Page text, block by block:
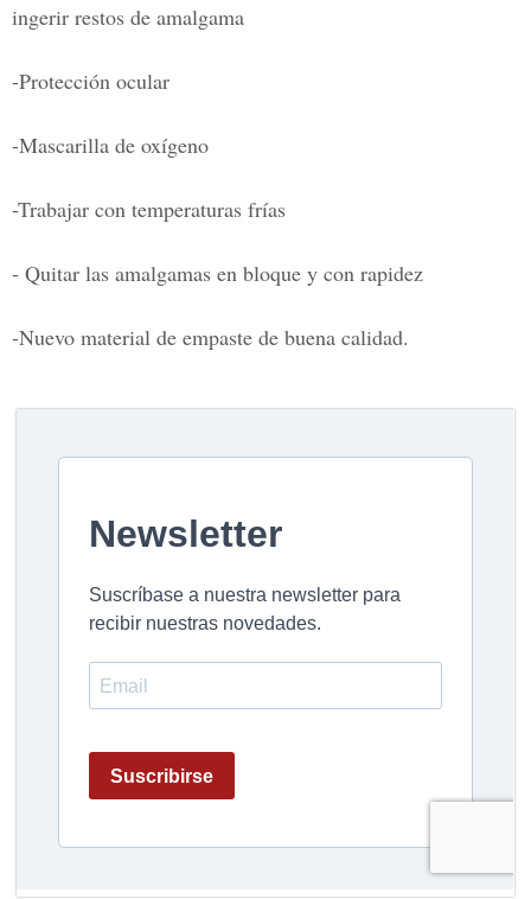
ingerir restos de amalgama
-Protección ocular
-Mascarilla de oxígeno
-Trabajar con temperaturas frías
- Quitar las amalgamas en bloque y con rapidez
-Nuevo material de empaste de buena calidad.